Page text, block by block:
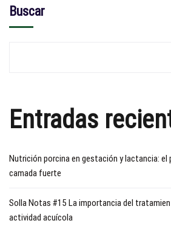
Buscar
Entradas
Nutrición porcina en gestación y lactancia: el
camada fuerte
Solla Notas #15 La importancia del
actividad acuícola